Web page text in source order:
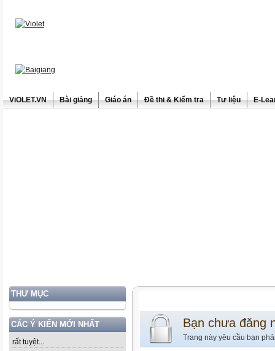
ViOLET.VN Bài giảng Giáo án Đề thi & Kiểm tra Tư liệu E-
THƯ MỤC
CÁC Ý KIẾN MỚI NHẤT
rất tuyệt...
Bạn chưa đăng
Trang này yêu cầu bạn